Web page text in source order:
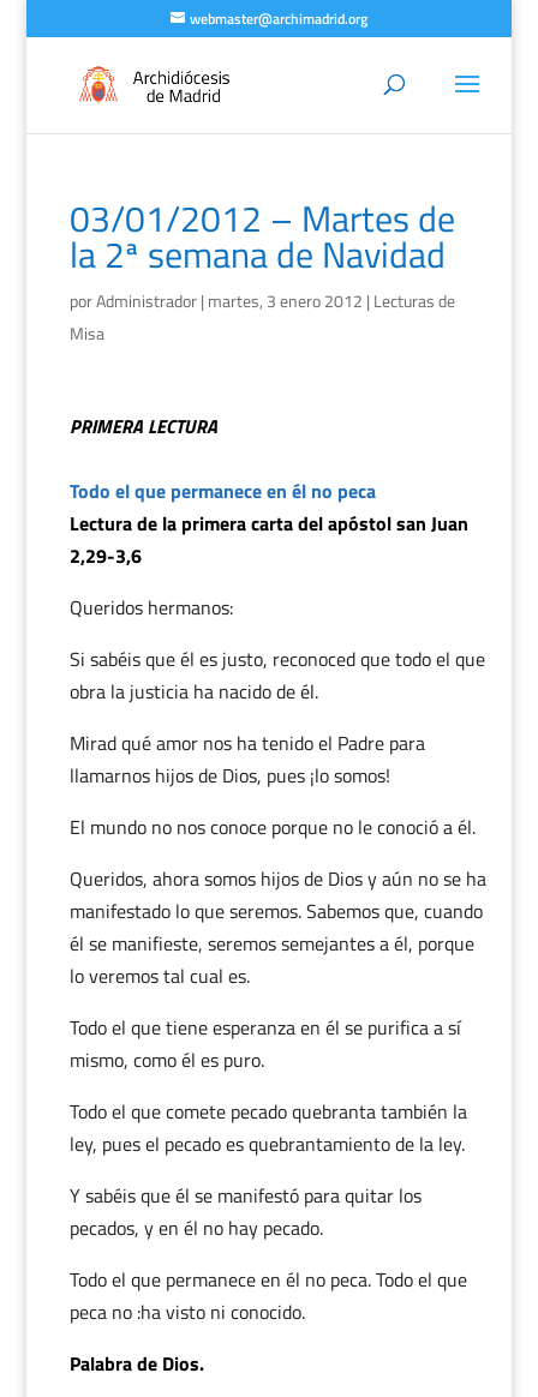
webmaster@archimadrid.org
03/01/2012 – Martes de
la 2ª semana de Navidad
porAdministrador| martes, 3 enero 2012 | Lecturas de
Misa
PRIMERA LECTURA
Todo el que permanece en él no peca
Lectura de la primera carta del apóstol san Juan
2,29-3,6
Queridos hermanos:
Si sabéis que él es justo, reconoced que todo el que
obra la justicia ha nacido de él.
Mirad qué amor nos ha tenido el Padre para
llamarnos hijos de Dios, pues ¡lo somos!
El mundo no nos conoce porque no le conoció a él.
Queridos, ahora somos hijos de Dios y aún no se ha
manifestado lo que seremos. Sabemos que, cuando
él se manifieste, seremos semejantes a él, porque
lo veremos tal cual es.
Todo el que tiene esperanza en él se purifica a sí
mismo, como él es puro.
Todo el que comete pecado quebranta también la
ley, pues el pecado es quebrantamiento de la ley.
Y sabéis que él se manifestó para quitar los
pecados, y en él no hay pecado.
Todo el que permanece en él no peca. Todo el que
peca no :ha visto ni conocido.
Palabra de Dios.